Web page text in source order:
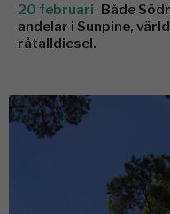
20 februari Både
andelar i Sunpine,
råtalldiesel.